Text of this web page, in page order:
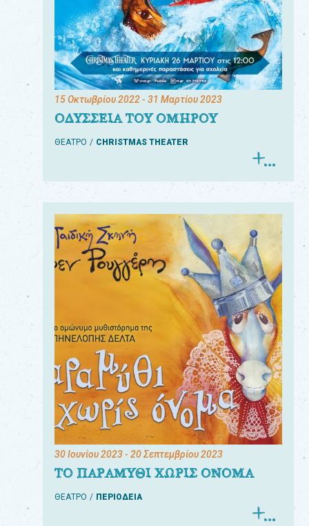
15 Οκτωβρίου 2022- 31 Μαρτίου 2023
ΟΔΥΣΣΕΙΑ ΤΟΥ ΟΜΗΡΟΥ
ΘΕΑΤΡΟ CHRISTMAS THEATER
30 Ιουνίου 2023- 20 Σεπτεμβρίου 2023
ΤΟ ΠΑΡΑΜΥΘΙ ΧΩΡΙΣ ΟΝΟΜΑ
ΘΕΑΤΡΟ ΠΕΡΙΟΔΕΙΑ